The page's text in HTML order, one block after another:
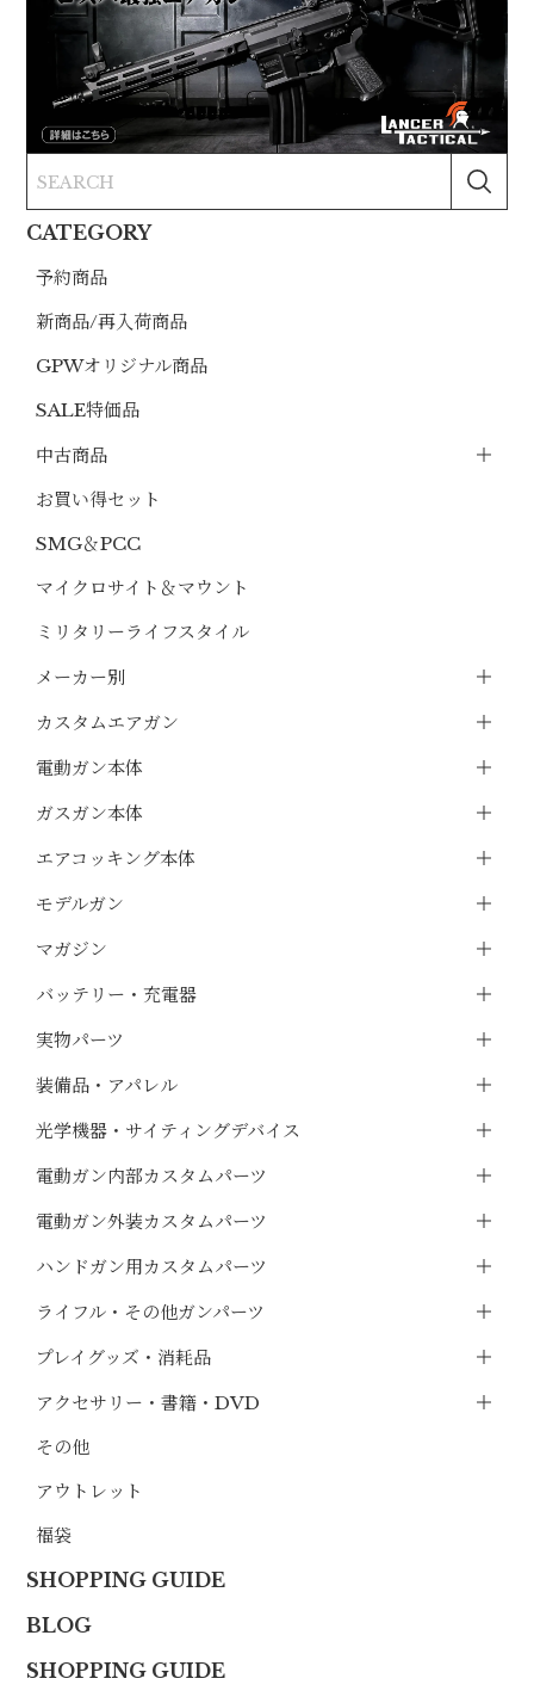
CATEGORY
予約商品
新商品/再入荷商品
GPWオリジナル商品
SALE特価品
中古商品
お買い得セット
SMG＆PCC
マイクロサイト＆マウント
ミリタリーライフスタイル
メーカー別
カスタムエアガン
電動ガン本体
ガスガン本体
エアコッキング本体
モデルガン
マガジン
バッテリー・充電器
実物パーツ
装備品・アパレル
光学機器・サイティングデバイス
電動ガン内部カスタムパーツ
電動ガン外装カスタムパーツ
ハンドガン用カスタムパーツ
ライフル・その他ガンパーツ
プレイグッズ・消耗品
アクセサリー・書籍・DVD
その他
アウトレット
福袋
SHOPPING GUIDE
BLOG
SHOPPING GUIDE